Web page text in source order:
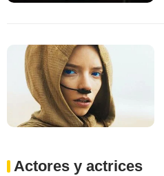
Actores y actrices